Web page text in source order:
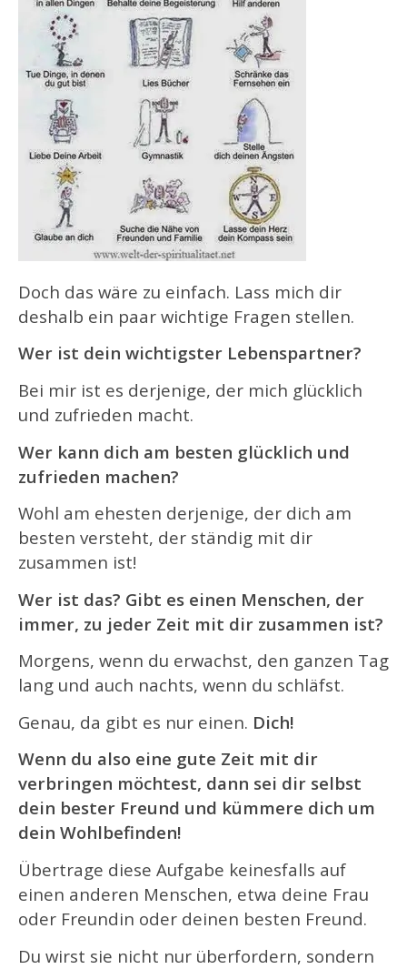
Doch das wäre zu einfach. Lass mich dir
deshalb ein paar wichtige Fragen stellen.
Wer ist dein wichtigster Lebenspartner?
Bei mir ist es derjenige, der mich glücklich
und zufrieden macht.
Wer kann dich am besten glücklich und
zufrieden machen?
Wohl am ehesten derjenige, der dich am
besten versteht, der ständig mit dir
zusammen ist!
Wer ist das? Gibt es einen Menschen, der
immer, zu jeder Zeit mit dir zusammen ist?
Morgens, wenn du erwachst, den ganzen Tag
lang und auch nachts, wenn du schläfst.
Genau, da gibt es nur einen. Dich!
Wenn du also eine gute Zeit mit dir
verbringen möchtest, dann sei dir selbst
dein bester Freund und kümmere dich um
dein Wohlbefinden!
Übertrage diese Aufgabe keinesfalls auf
einen anderen Menschen, etwa deine Frau
oder Freundin oder deinen besten Freund.
Du wirst sie nicht nur überfordern, sondern